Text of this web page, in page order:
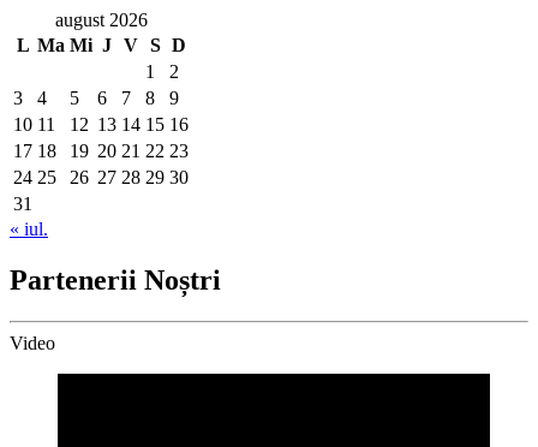
august 2026
L Ma Mi J V S D
1
2
3
4 5 6 7 8
9
10 11 12 13 14 15 16
17 18 19 20 21 22 23
24 25 26 27 28 29 30
31
« iul.
Partenerii Noștri
Video